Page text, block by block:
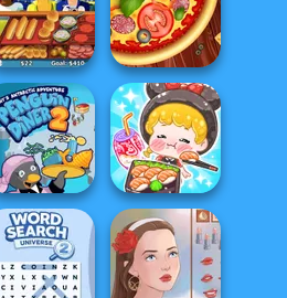
Dr Panda
Restaurant
Rainbow Frozen
Hot Dog Bush Pizza Maker
Penguin Diner 2
ASMR Girl:
Livestream
Mukbang